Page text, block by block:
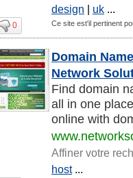
design | uk ...
0 Ce site est'il pertinent
Domain
Network
Find domain
all in one
online with
Affiner votre
host...